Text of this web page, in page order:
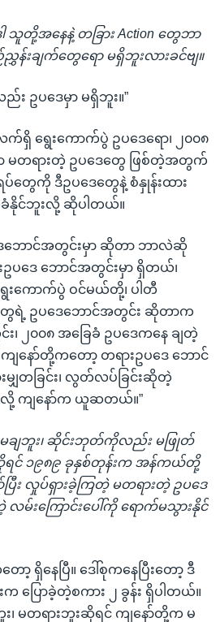
တို့အနေနဲ့ တခြား Action တွေဘာ
ချက်တွေရော မရှိဘူးလားခင်ဗျ။
ဥပဒေမှာ မရှိဘူး။”
ရှိ ရွေးကောက်ပွဲ ဥပဒေရော၊ ၂၀၀၈
မတရားတဲ့ ဥပဒေတွေ ဖြစ်တဲ့အတွက်
ေကို ဒီဥပဒေတွေနဲ့ စံနှုန်းထား
နိုင်ဘူးလို့ ဆိုပါတယ်။
ဘောင်အတွင်းမှာ ဆိုတာ ဘာလဲဆို
ပဒေ ဘောင်အတွင်းမှာ ရှိတယ်၊
းကောက်ပွဲ ဝင်မယ်တို့၊ ပါတီ
ဥပဒေဘောင်အတွင်း ဆိုတာက
၊ ၂၀၀၈ အခြေခံ ဥပဒေကနေ ချတဲ့
ျနော်တို့ကတော့ တရားဥပဒေ ဘောင်
ျှတခြင်း၊ လွတ်လပ်ခြင်းဆိုတဲ့
ကျနော်က ယူဆတယ်။”
ျဘူး၊ ဆိုင်းဘုတ်ကိုလည်း မဖြုတ်
ရင် ၁၉၈၉ ခုနှစ်တုန်းက အန်ကယ်တို့
ြီး လှုပ်ရှားခဲ့ကြတဲ့ မတရားတဲ့ ဥပဒေ
းကြောင်းပေါ်ကို ရောက်မသွားနိုင်
ရှိနေပြီ။ ဒေါ်စုကနေပြီးတော့ ဒီ
ြောခဲ့တဲ့စကား ၂ ခွန်း ရှိပါတယ်။
၊ မတရားဘူးဆိုရင် ကျနော်တို့က မ